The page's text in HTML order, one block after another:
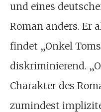
und eines
Roman anders. Er
findet „Onkel
diskriminierend.
Charakter des
zumindest